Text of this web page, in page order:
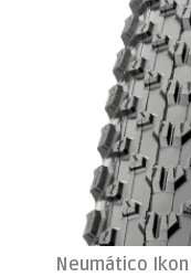
Neumático Ikon